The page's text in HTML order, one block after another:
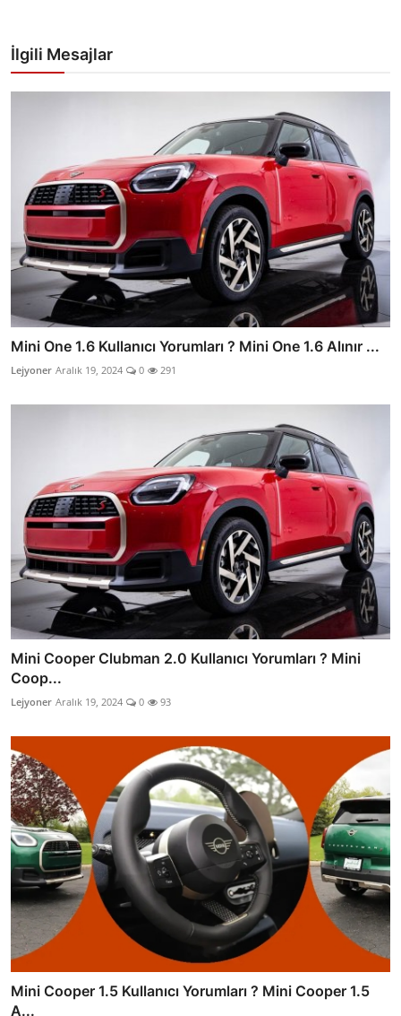
İlgili Mesajlar
Mini One 1.6 Kullanıcı Yorumları ? Mini One 1.6 Alınır ...
Lejyoner Aralık 19, 2024 0 291
Mini Cooper Clubman 2.0 Kullanıcı Yorumları ? Mini
Coop...
Lejyoner Aralık 19, 2024 0 93
Mini Cooper 1.5 Kullanıcı Yorumları ? Mini Cooper 1.5
A...